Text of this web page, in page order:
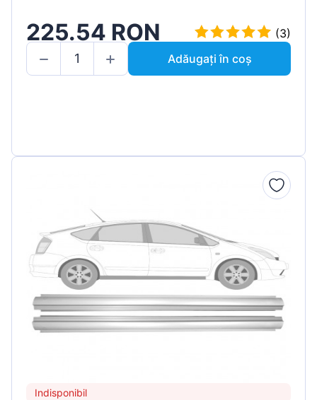
225.54 RON
(3)
Adăugați în coș
Indisponibil